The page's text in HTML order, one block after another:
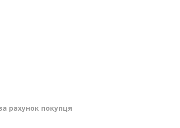
рахунок покупця